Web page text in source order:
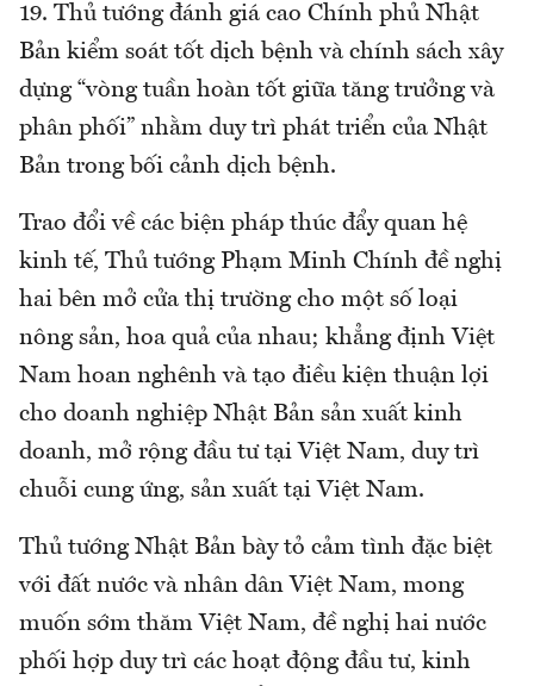
19. Thủ tướng đánh giá cao Chính phủ Nhật
Bản kiểm soát tốt dịch bệnh và chính sách xây
dựng “vòng tuần hoàn tốt giữa tăng trưởng và
phân phối” nhằm duy trì phát triển của Nhật
Bản trong bối cảnh dịch bệnh.
Trao đổi về các biện pháp thúc đẩy quan hệ
kinh tế, Thủ tướng Phạm Minh Chính đề nghị
hai bên mở cửa thị trường cho một số loại
nông sản, hoa quả của nhau; khẳng định Việt
Nam hoan nghênh và tạo điều kiện thuận lợi
cho doanh nghiệp Nhật Bản sản xuất kinh
doanh, mở rộng đầu tư tại Việt Nam, duy trì
chuỗi cung ứng, sản xuất tại Việt Nam.
Thủ tướng Nhật Bản bày tỏ cảm tình đặc biệt
với đất nước và nhân dân Việt Nam, mong
muốn sớm thăm Việt Nam, đề nghị hai nước
phối hợp duy trì các hoạt động đầu tư, kinh